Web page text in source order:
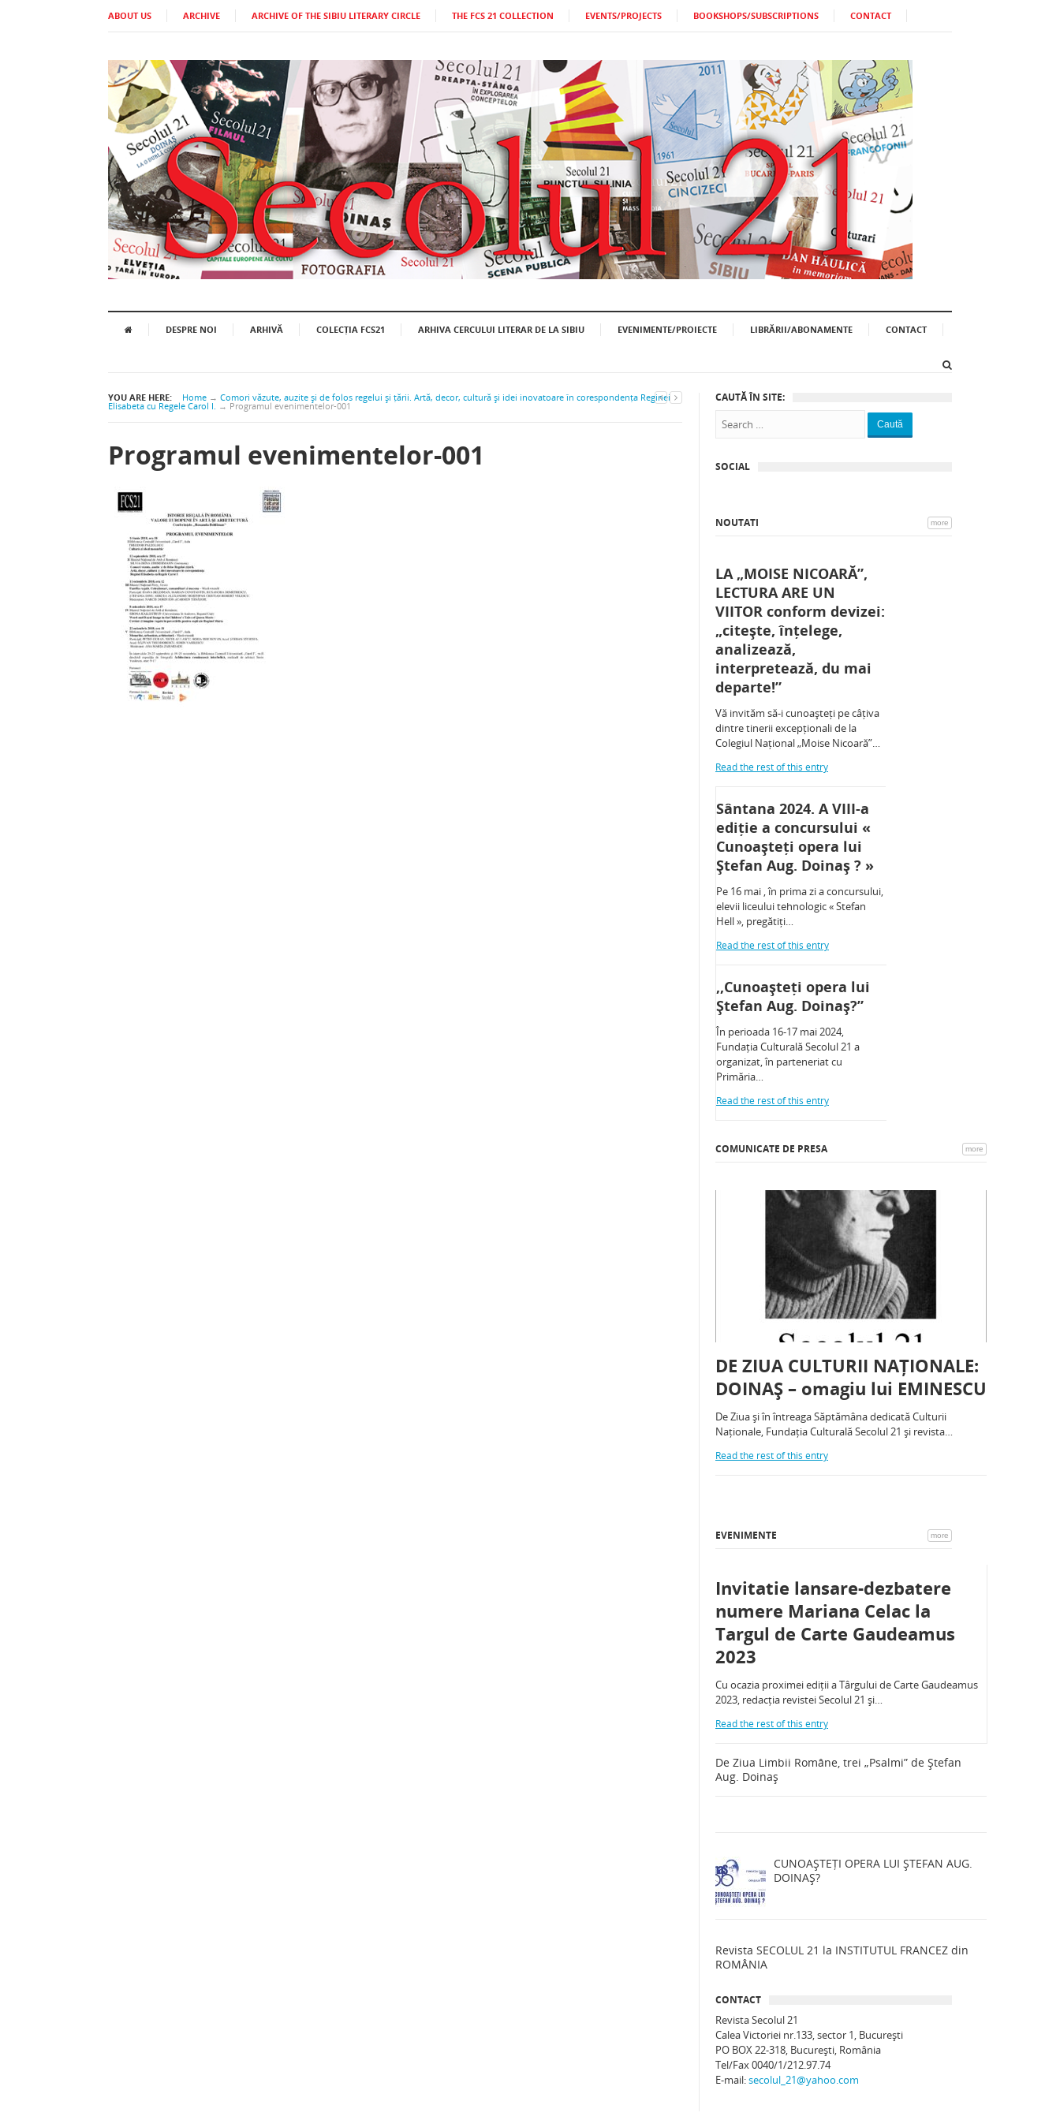
ABOUT US ARCHIVE ARCHIVE OF THE SIBIU LITERARY CIRCLE THE FCS 21 COLLECTION EVENTS/PROJECTS BOOKSHOPS/SUBSCRIPTIONS CONTACT
DESPRE NOI ARHIVĂ COLECȚIA FCS21 ARHIVA CERCULUI LITERAR DE LA SIBIU EVENIMENTE/PROIECTE LIBRĂRII/ABONAMENTE CONTACT
YOU ARE HERE: Home → Comori văzute, auzite şi de folos regelui şi țării. Artă, decor, cultură şi idei inovatoare în corespondența Reginei
Elisabeta cu Regele Carol I. → Programul evenimentelor-001
Programul evenimentelor-001
CAUTĂ ÎN SITE:
Caută
SOCIAL
NOUTATI more
LA „MOISE NICOARĂ”,
LECTURA ARE UN
VIITOR conform devizei:
„citește, înțelege,
analizează,
interpretează, du mai
departe!”
Vă invităm să-i cunoașteți pe câțiva
dintre tinerii excepționali de la
Colegiul Național „Moise Nicoară”…
Read the rest of this entry
Sântana 2024. A VIII-a
ediție a concursului «
Cunoașteți opera lui
Ștefan Aug. Doinaș ? »
Pe 16 mai , în prima zi a concursului,
elevii liceului tehnologic « Stefan
Hell », pregătiți…
Read the rest of this entry
,,Cunoașteți opera lui
Ștefan Aug. Doinaș?”
În perioada 16-17 mai 2024,
Fundația Culturală Secolul 21 a
organizat, în parteneriat cu
Primăria…
Read the rest of this entry
COMUNICATE DE PRESA more
DE ZIUA CULTURII NAȚIONALE:
DOINAȘ – omagiu lui EMINESCU
De Ziua și în întreaga Săptămâna dedicată Culturii
Naționale, Fundația Culturală Secolul 21 și revista…
Read the rest of this entry
EVENIMENTE more
Invitatie lansare-dezbatere
numere Mariana Celac la
Targul de Carte Gaudeamus
2023
Cu ocazia proximei ediții a Târgului de Carte Gaudeamus
2023, redacția revistei Secolul 21 și…
Read the rest of this entry
De Ziua Limbii Române, trei „Psalmi” de Ștefan
Aug. Doinaș
CUNOAȘTEȚI OPERA LUI ȘTEFAN AUG.
DOINAȘ?
Revista SECOLUL 21 la INSTITUTUL FRANCEZ din
ROMÂNIA
CONTACT
Revista Secolul 21
Calea Victoriei nr.133, sector 1, Bucureşti
PO BOX 22-318, București, România
Tel/Fax 0040/1/212.97.74
E-mail:secolul_21@yahoo.com